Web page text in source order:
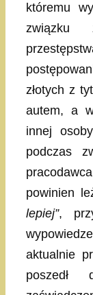
któremu
związku
złotych z
autem, a
innej
podczas
powinien
lepiej”,
aktualnie